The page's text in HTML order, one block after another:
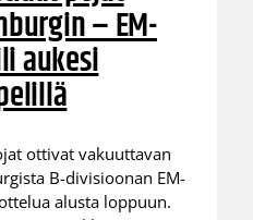
– EM-
aukesi
ottivat vakuuttavan
B-divisioonan EM-
alusta loppuun.